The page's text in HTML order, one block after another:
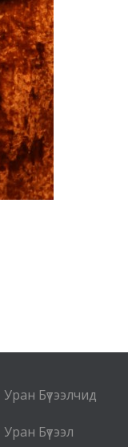
Уран Бүтээлчид
Уран Бүтээл